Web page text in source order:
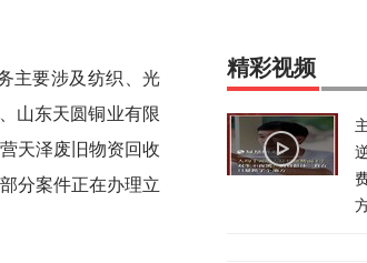
主要涉及纺织、光
山东天圆铜业有限
天泽废旧物资回收
分案件正在办理立
精彩视频